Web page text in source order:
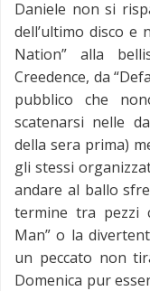
Daniele non si
dell’ultimo disco e
Nation” alla
Creedence, da
pubblico che
scatenarsi nelle
della sera prima)
gli stessi
andare al ballo
termine tra pezzi
Man” o la
un peccato non
Domenica pur